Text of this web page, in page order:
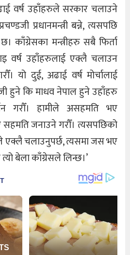
वर्ष उहाँहरुले सरकार चलाउने
प्रधानमन्त्री बन्ने, त्यसपछि
काँग्रेसका मन्त्रीहरु सबै फिर्ता
वर्ष उहाँहरुलाई एक्लै चलाउन
यो दुई, अढाई वर्ष मोर्चालाई
हुने कि माधव नेपाल हुने उहाँहरु
गरौँ। हामीले असहमति भए
जनाउने गरौँ। त्यसपछिको
एक्लै चलाउनुपर्छ, त्यसमा जस भए
बेला काँग्रेसले लिन्छ।’